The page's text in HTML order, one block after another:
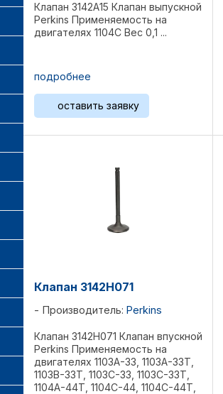
Клапан 3142A15 Клапан выпускной
Perkins Применяемость на
двигателях 1104C Вес 0,1 ...
подробнее
оставить заявку
Клапан 3142H071
Производитель: Perkins
Клапан 3142H071 Клапан впускной
Perkins Применяемость на
двигателях 1103A-33, 1103A-33T,
1103B-33Т, 1103С-33, 1103С-33Т,
1104A-44T, 1104C-44, 1104C-44T,